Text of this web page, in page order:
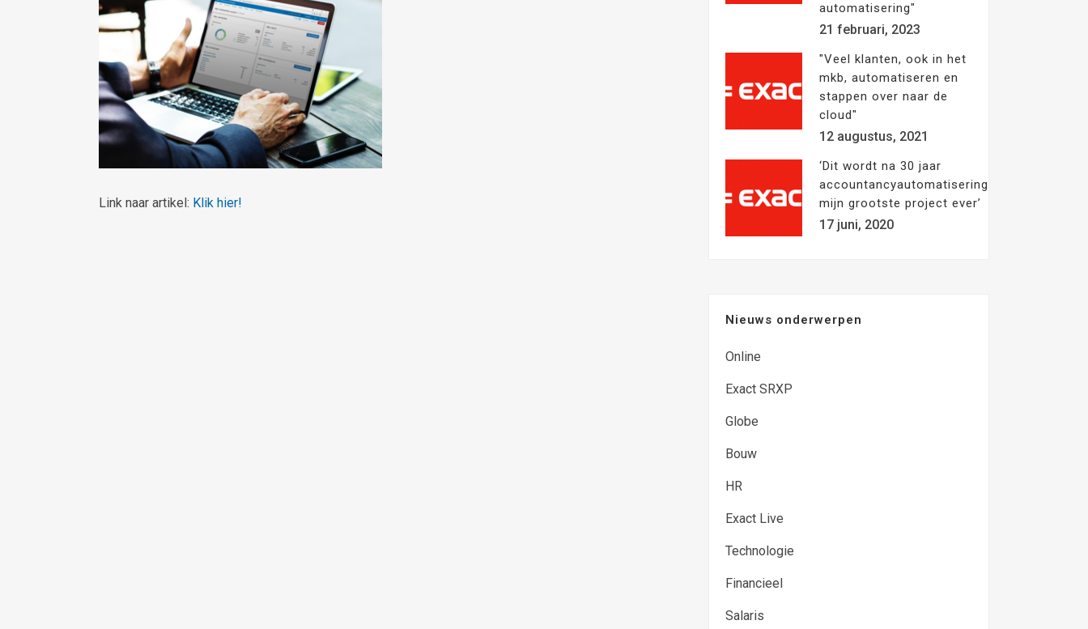
Link naar artikel: Klik hier!
automatisering"
21 februari, 2023
"Veel klanten, ook in het
mkb, automatiseren en
stappen over naar de
cloud"
12 augustus, 2021
‘Dit wordt na 30 jaar
accountancyautomatisering
mijn grootste project ever’
17 juni, 2020
Nieuws onderwerpen
Online
Exact SRXP
Globe
Bouw
HR
Exact Live
Technologie
Financieel
Salaris